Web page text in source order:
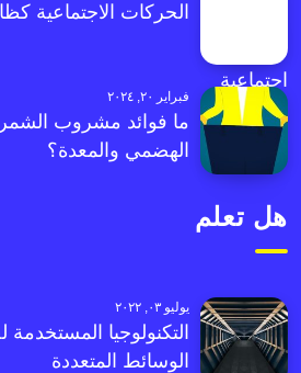
الحركات الاجتماعية
فبراير ٢٠, ٢٠٢٤
ما فوائد مشروب الشمر
الهضمي والمعدة؟
هل تعلم
يوليو ٠٣, ٢٠٢٢
التكنولوجيا
الوسائط المتعددة